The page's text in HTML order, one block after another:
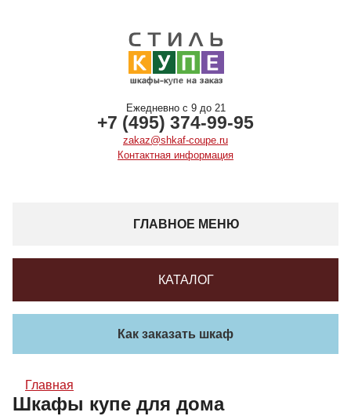
Ежедневно с 9 до 21
+7 (495) 374-99-95
zakaz@shkaf-coupe.ru
Контактная информация
ГЛАВНОЕ МЕНЮ
КАТАЛОГ
Как заказать шкаф
Главная
Шкафы купе для дома